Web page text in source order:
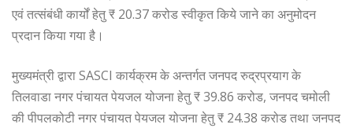
एवं तत्संबंधी कार्यों हेतु ₹ 20.37 करोड स्वीकृत किये जाने का अनुमोदन
प्रदान किया गया है।
मुख्यमंत्री द्वारा SASCI कार्यक्रम के अन्तर्गत जनपद रुद्रप्रयाग के
तिलवाडा नगर पंचायत पेयजल योजना हेतु ₹ 39.86 करोड, जनपद चमोली
की पीपलकोटी नगर पंचायत पेयजल योजना हेतु ₹ 24.38 करोड तथा जनपद